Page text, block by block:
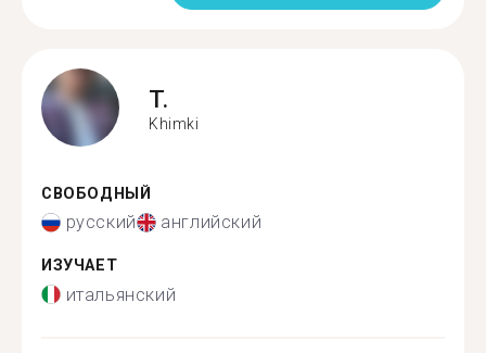
T.
Khimki
СВОБОДНЫЙ
русский английский
ИЗУЧАЕТ
итальянский